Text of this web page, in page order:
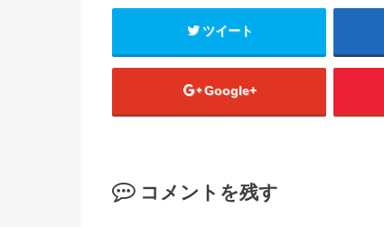
ツイート
Google+
コメントを残す